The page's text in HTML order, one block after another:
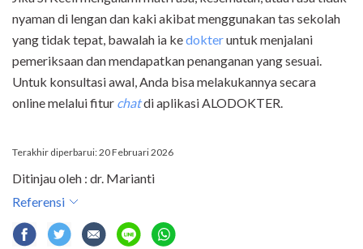
nyaman di lengan dan kaki akibat menggunakan tas sekolah
yang tidak tepat, bawalah ia kedokteruntuk menjalani
pemeriksaan dan mendapatkan penanganan yang sesuai.
Untuk konsultasi awal, Anda bisa melakukannya secara
online melalui fitur chatdi aplikasi ALODOKTER.
Terakhir diperbarui: 20 Februari 2026